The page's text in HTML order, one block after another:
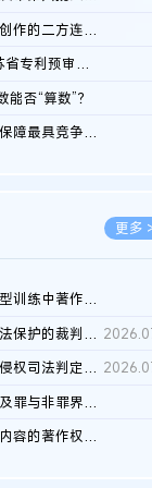
采用传统元素创作的二方连续装饰图案作品的独创性及侵权对比认定
2025年度江苏省专利预审典型案例
能否“算数”？
浙江司法服务保障最具竞争力营商环境建设典型案例（第二批）含侵...
更多
人工智能大模型训练中著作权的合理使用
数据权益竞争法保护的裁判路径构建
平行进口商标侵权司法判定规则的困境与纾解
商标犯罪法益及罪与非罪界限研究
人工智能生成内容的著作权司法认定：演进逻辑、现实困境与规则建...